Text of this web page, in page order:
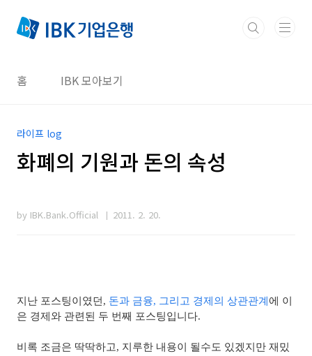
홈 IBK 모아보기
라이프 log
화폐의 기원과 돈의 속성
by IBK.Bank.Official 2011. 2. 20.
지난 포스팅이였던, 돈과 금융, 그리고 경제의 상관관계 에 이
은 경제와 관련된 두 번째 포스팅입니다.
비록 조금은 딱딱하고, 지루한 내용이 될수도 있겠지만 재밌